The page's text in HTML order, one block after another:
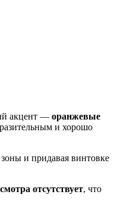
акцент — оранжевые
и хорошо
и придавая винтовке
отсутствует, что